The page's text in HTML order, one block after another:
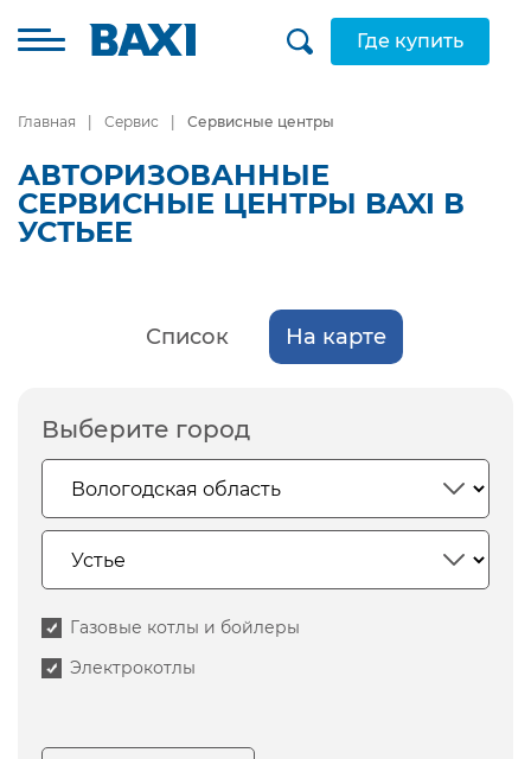
Где купить
Главная Сервис Сервисные центры
АВТОРИЗОВАННЫЕ
СЕРВИСНЫЕ ЦЕНТРЫ BAXI В
УСТЬЕЕ
Список На карте
Выберите город
Газовые котлы и бойлеры
Электрокотлы